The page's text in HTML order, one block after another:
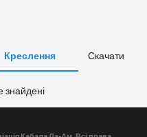
Креслення Скачати
знайдені